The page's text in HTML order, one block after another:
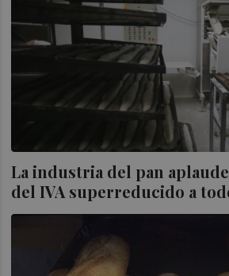
La industria del pan
del IVA superreducido a